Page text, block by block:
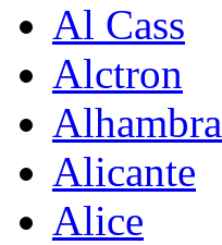
Al Cass
Alctron
Alhambra
Alicante
Alice